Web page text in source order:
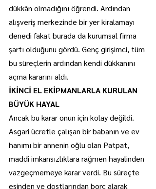
dükkân olmadığını öğrendi. Ardından
alışveriş merkezinde bir yer kiralamayı
denedi fakat burada da kurumsal firma
şartı olduğunu gördü. Genç girişimci, tüm
bu süreçlerin ardından kendi dükkanını
açma kararını aldı.
İKİNCİ EL EKİPMANLARLA KURULAN
BÜYÜK HAYAL
Ancak bu karar onun için kolay değildi.
Asgari ücretle çalışan bir babanın ve ev
hanımı bir annenin oğlu olan Patpat,
maddi imkansızlıklara rağmen hayalinden
vazgeçmemeye karar verdi. Bu süreçte
eşinden ve dostlarından borç alarak